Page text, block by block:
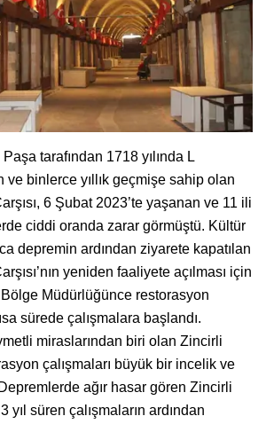
tarafından 1718 yılında L
ve binlerce yıllık geçmişe sahip olan
6 Şubat 2023’te yaşanan ve 11 ili
ciddi oranda zarar görmüştü. Kültür
depremin ardından ziyarete kapatılan
yeniden faaliyete açılması için
Müdürlüğünce restorasyon
sürede çalışmalara başlandı.
miraslarından biri olan Zincirli
çalışmaları büyük bir incelik ve
ağır hasar gören Zincirli
yıl süren çalışmaların ardından